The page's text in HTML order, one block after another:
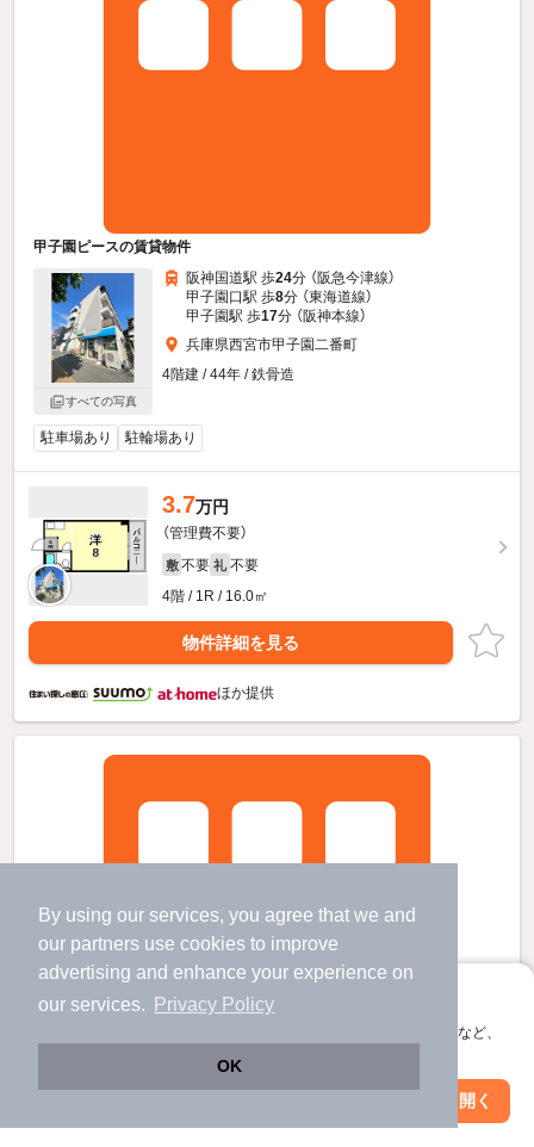
By using our services, you agree that we and
our partners use cookies to improve
advertising and enhance your experience on
our services.
Privacy Policy
OK
アプリに切り替えて、サクサクお部屋探し
会員登録なしですぐ使える。マップ検索やお気に入り保存など、
アプリを開く
甲子園ピースの賃貸物件
すべての写真
阪神国道駅 歩24分 （阪急今津線）
甲子園口駅 歩8分 （東海道線）
甲子園駅 歩17分 （阪神本線）
兵庫県西宮市甲子園二番町
4階建 / 44年 / 鉄骨造
駐車場あり 駐輪場あり
3.7万円
（管理費不要）
敷 不要 礼 不要
4階 / 1R / 16.0㎡
物件詳細を見る
ほか提供
絞り込み条件を変更